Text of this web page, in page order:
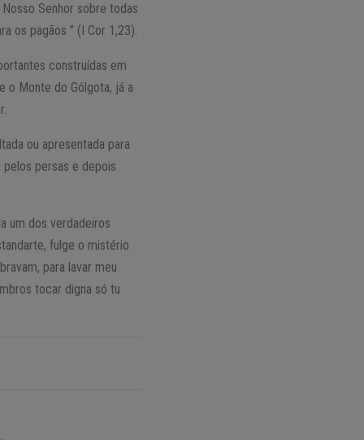
Senhor sobre todas
os pagãos ” (I Cor 1,23).
construídas em
o Monte do Gólgota, já a
ou apresentada para
persas e depois
um dos verdadeiros
fulge o mistério
para lavar meu
tocar digna só tu